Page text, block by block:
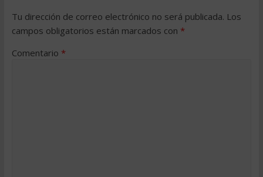
Tu dirección de correo electrónico no será publicada. Los
campos obligatorios están marcados con *
Comentario *